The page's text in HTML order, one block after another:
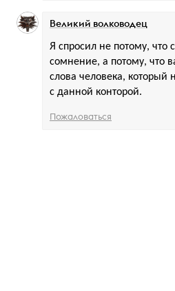
Я спросил не потому, что
сомнение, а потому, что
слова человека, который
с данной конторой.
Великий волководец
Пожаловаться